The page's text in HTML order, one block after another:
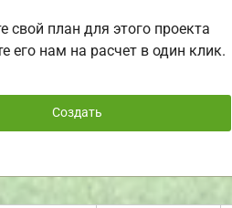
свой план для этого проекта
его нам на расчет в один клик.
Создать